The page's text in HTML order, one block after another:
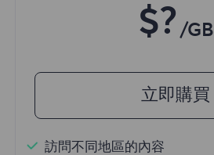
$? /GB
立即購買
訪問不同地區的內容